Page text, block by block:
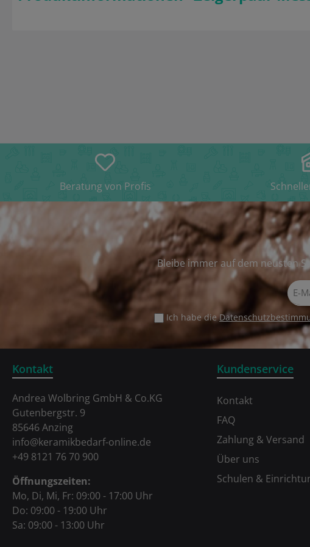
Beratung von Profis
Bleibe immer auf dem neusten
Ich habe die
Kundenservice
Kontakt
FAQ
Zahlung & Versand
Über uns
Schulen &
Kontakt
Andrea Wolbring GmbH & Co.KG
Gutenbergstr. 9
85646 Anzing
info@keramikbedarf-online.de
+49 8121 76 70 900
Öffnungszeiten:
Mo, Di, Mi, Fr: 09:00 - 17:00 Uhr
Do: 09:00 - 19:00 Uhr
Sa: 09:00 - 13:00 Uhr